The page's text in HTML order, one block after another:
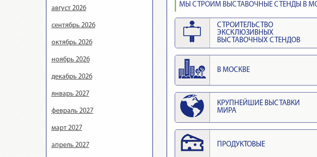
август 2026
сентябрь 2026
октябрь 2026
ноябрь 2026
декабрь 2026
январь 2027
февраль 2027
март 2027
апрель 2027
МЫ СТРОИМ ВЫСТАВОЧНЫЕ СТЕНДЫ В
СТРОИТЕЛЬСТВО
ЭКСКЛЮЗИВНЫХ
ВЫСТАВОЧНЫХ СТЕНДОВ
В МОСКВЕ
КРУПНЕЙШИЕ ВЫСТАВКИ
МИРА
ПРОДУКТОВЫЕ